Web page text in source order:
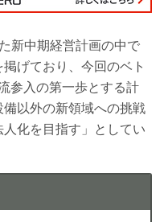
新中期経営計画の中で
げており、今回のベト
参入の第一歩とする計
以外の新領域への挑戦
化を目指す」としてい